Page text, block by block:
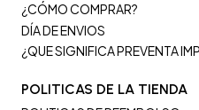
¿CÓMO COMPRAR?
DÍA DE ENVIOS
¿QUE SIGNIFICA PREVENTA
POLITICAS DE LA TIENDA